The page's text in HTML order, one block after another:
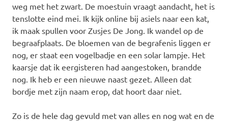
weg met het zwart. De moestuin vraagt aandacht, het is
tenslotte eind mei. Ik kijk online bij asiels naar een kat,
ik maak spullen voor Zusjes De Jong. Ik wandel op de
begraafplaats. De bloemen van de begrafenis liggen er
nog, er staat een vogelbadje en een solar lampje. Het
kaarsje dat ik eergisteren had aangestoken, brandde
nog. Ik heb er een nieuwe naast gezet. Alleen dat
bordje met zijn naam erop, dat hoort daar niet.
Zo is de hele dag gevuld met van alles en nog wat en de